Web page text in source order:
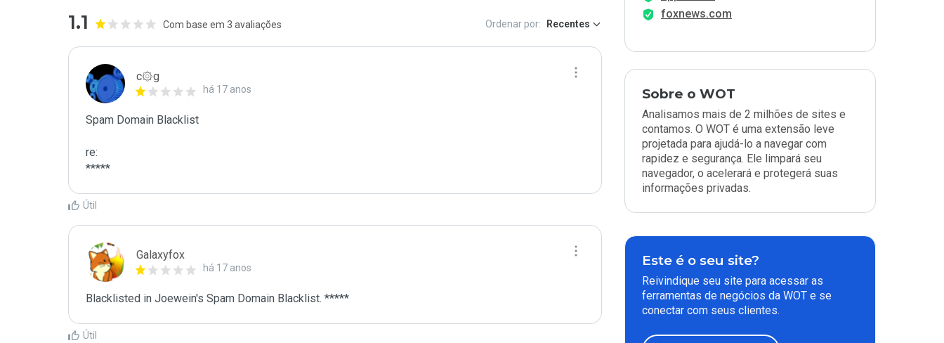
1.1 Com base em 3 avaliações Ordenar por: Recentes
c۞g
há 17 anos
Spam Domain Blacklist
re:
*****
Útil
Galaxyfox
há 17 anos
Blacklisted in Joewein's Spam Domain Blacklist. *****
Útil
foxnews.com
Sobre o WOT
Analisamos mais de 2 milhões de sites e
contamos. O WOT é uma extensão leve
projetada para ajudá-lo a navegar com
rapidez e segurança. Ele limpará seu
navegador, o acelerará e protegerá suas
informações privadas.
Este é o seu site?
Reivindique seu site para acessar as
ferramentas de negócios da WOT e se
conectar com seus clientes.